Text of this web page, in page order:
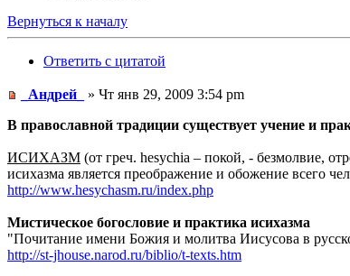
Вернуться к началу
Ответить с цитатой
_Андрей_
» Чт янв 29, 2009 3:54 pm
В православной традиции существует учение и
ИСИХАЗМ (от греч. hesychia – покой, - безмолвие,
исихазма является преображение и обожение всего
http://www.hesychasm.ru/index.php
Мистическое богословие и практика исихазма
"Почитание имени Божия и молитва Иисусова в
http://st-jhouse.narod.ru/biblio/t-texts.htm